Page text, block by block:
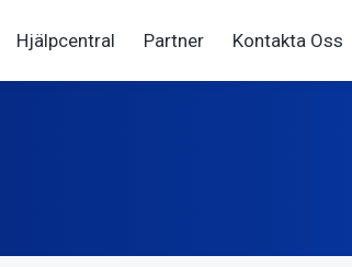
Hjälpcentral Partner Kontakta Oss